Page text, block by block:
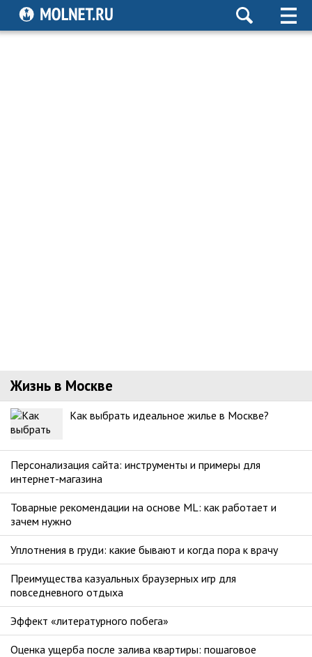
Жизнь в Москве
Как выбрать идеальное жилье в Москве?
Персонализация сайта: инструменты и примеры для
интернет-магазина
Товарные рекомендации на основе ML: как работает и
зачем нужно
Уплотнения в груди: какие бывают и когда пора к врачу
Преимущества казуальных браузерных игр для
повседневного отдыха
Эффект «литературного побега»
Оценка ущерба после залива квартиры: пошаговое